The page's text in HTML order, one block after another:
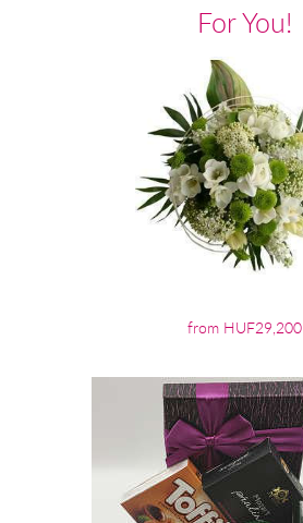
For You!
from HUF29,200